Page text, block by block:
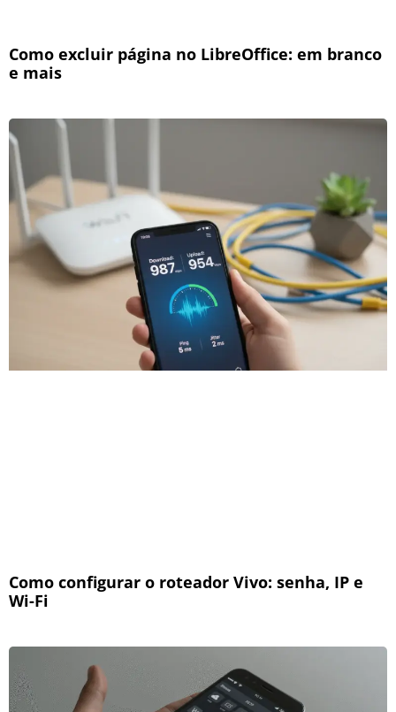
Como excluir página no LibreOffice: em branco
e mais
Como configurar o roteador Vivo: senha, IP e
Wi-Fi